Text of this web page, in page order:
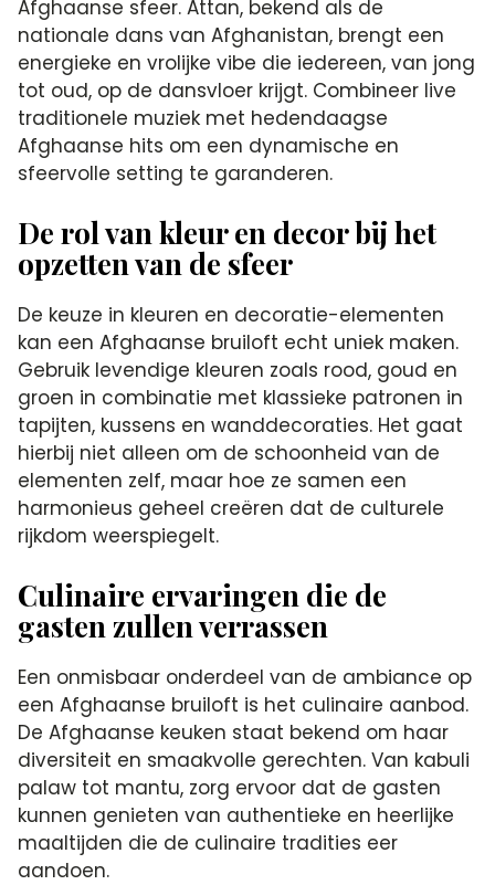
Afghaanse sfeer. Attan, bekend als de
nationale dans van Afghanistan, brengt een
energieke en vrolijke vibe die iedereen, van jong
tot oud, op de dansvloer krijgt. Combineer live
traditionele muziek met hedendaagse
Afghaanse hits om een dynamische en
sfeervolle setting te garanderen.
De rol van kleur en decor bij het
opzetten van de sfeer
De keuze in kleuren en decoratie-elementen
kan een Afghaanse bruiloft echt uniek maken.
Gebruik levendige kleuren zoals rood, goud en
groen in combinatie met klassieke patronen in
tapijten, kussens en wanddecoraties. Het gaat
hierbij niet alleen om de schoonheid van de
elementen zelf, maar hoe ze samen een
harmonieus geheel creëren dat de culturele
rijkdom weerspiegelt.
Culinaire ervaringen die de
gasten zullen verrassen
Een onmisbaar onderdeel van de ambiance op
een Afghaanse bruiloft is het culinaire aanbod.
De Afghaanse keuken staat bekend om haar
diversiteit en smaakvolle gerechten. Van kabuli
palaw tot mantu, zorg ervoor dat de gasten
kunnen genieten van authentieke en heerlijke
maaltijden die de culinaire tradities eer
aandoen.